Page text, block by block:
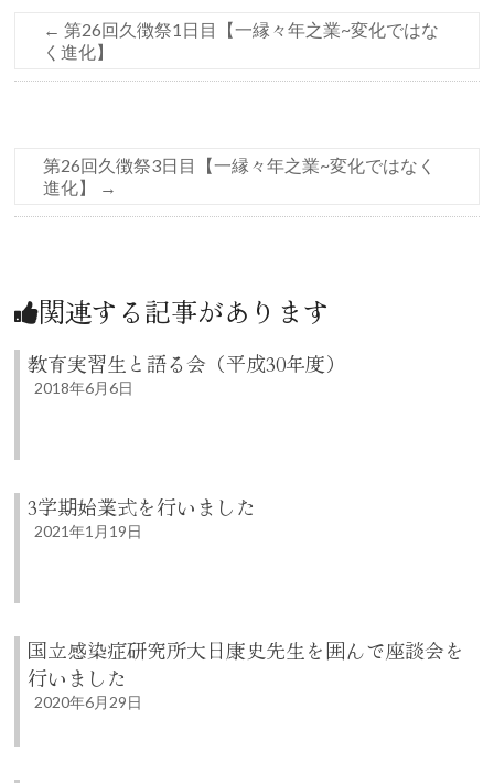
← 第26回久徴祭1日目【一縁々年之業~変化ではな
く進化】
第26回久徴祭3日目【一縁々年之業~変化ではなく
進化】
→
関連する記事があります
教育実習生と語る会（平成30年度）
2018年6月6日
3学期始業式を行いました
2021年1月19日
国立感染症研究所大日康史先生を囲んで座談会を
行いました
2020年6月29日